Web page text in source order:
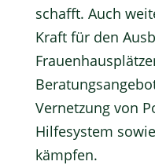
schafft. Auch
Kraft für den
Vernetzung von
Hilfesystem
kämpfen.